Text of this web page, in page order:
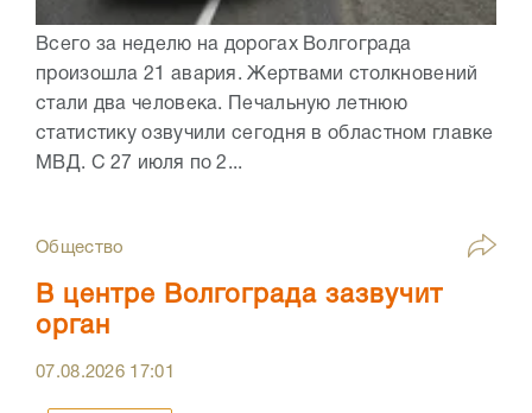
Всего за неделю на дорогах Волгограда
произошла 21 авария. Жертвами столкновений
стали два человека. Печальную летнюю
статистику озвучили сегодня в областном главке
МВД. С 27 июля по 2...
Общество
В центре Волгограда зазвучит
орган
07.08.2026 17:01